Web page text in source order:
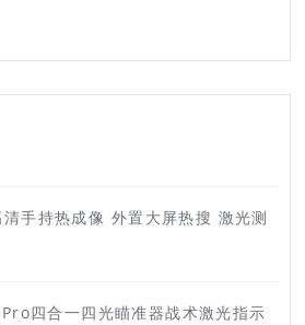
手持热成像 外置大屏热搜 激光测
四合一四光瞄准器战术激光指示